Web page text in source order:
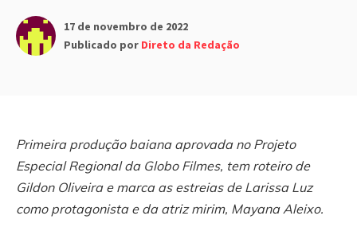
17 de novembro de 2022
Publicado por Direto da Redação
Primeira produção baiana aprovada no Projeto
Especial Regional da Globo Filmes, tem roteiro de
Gildon Oliveira e marca as estreias de Larissa Luz
como protagonista e da atriz mirim, Mayana Aleixo.